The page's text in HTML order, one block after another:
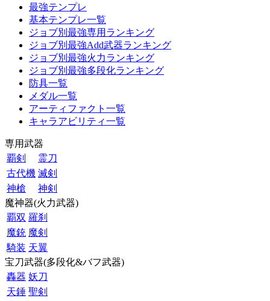
最強テンプレ
基本テンプレ一覧
ジョブ別最強専用ランキング
ジョブ別最強Add武器ランキング
ジョブ別最強火力ランキング
ジョブ別最強多段化ランキング
防具一覧
メダル一覧
アーティファクト一覧
キャラアビリティ一覧
専用武器
覇剣
霊刀
古代機 滅剣
神槍
神剣
魔神器(火力武器)
覇双 羅刹
魔銃 魔剣
騎装 天翼
宝刀武器(多段化&バフ武器)
轟器 妖刀
天錘 聖剣